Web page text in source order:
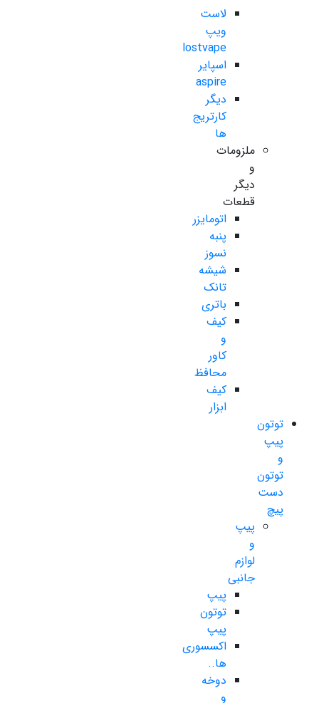
لاست
ویپ
lostvape
اسپایر
aspire
دیگر
کارتریج
ها
ملزومات
و
دیگر
قطعات
اتومایزر
پنبه
نسوز
شیشه
تانک
باتری
کیف
و
کاور
محافظ
کیف
ابزار
توتون
پیپ
و
توتون
دست
پیچ
پیپ
و
لوازم
جانبی
پیپ
توتون
پیپ
اکسسوری
ها..
دوخه
و